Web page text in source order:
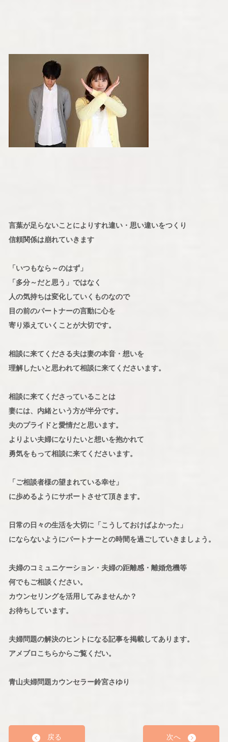
言葉が足らないことによりすれ違い・思い違いをつくり
信頼関係は崩れていきます
「いつもなら～のはず」
「多分～だと思う」ではなく
人の気持ちは変化していくものなので
目の前のパートナーの言動に心を
寄り添えていくことが大切です。
相談に来てくださる夫は妻の本音・想いを
理解したいと思われて相談に来てくださいます。
相談に来てくださっていることは
妻には、内緒という方が半分です。
夫のプライドと愛情だと思います。
よりよい夫婦になりたいと想いを抱かれて
勇気をもって相談に来てくださいます。
「ご相談者様の望まれている幸せ」
に歩めるようにサポートさせて頂きます。
日常の日々の生活を大切に「こうしておけばよかった」
にならないようにパートナーとの時間を過ごしていきましょう。
夫婦のコミュニケーション・夫婦の距離感・離婚危機等
何でもご相談ください。
カウンセリングを活用してみませんか？
お待ちしています。
夫婦問題の解決のヒントになる記事を掲載してあります。
アメブロこちらからご覧くだい。
青山夫婦問題カウンセラー鈴宮さゆり
戻る 次へ